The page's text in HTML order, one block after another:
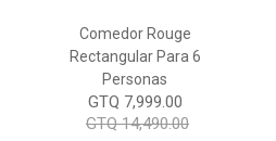
Comedor Rouge
Rectangular Para 6
Personas
GTQ 7,999.00
GTQ 14,490.00